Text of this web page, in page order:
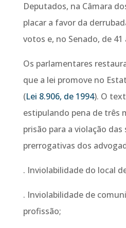
Deputados, na Câmara
placar a favor da
votos e, no Senado, de 41
Os parlamentares
que a lei promove no
(Lei 8.906, de 1994). O
estipulando pena de três
prisão para a violação
prerrogativas dos
. Inviolabilidade do local
. Inviolabilidade de
profissão;